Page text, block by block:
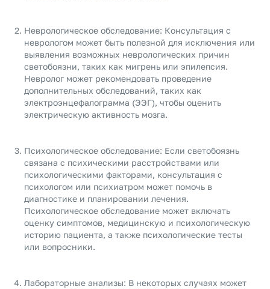
Неврологическое обследование: Консультация с
неврологом может быть полезной для исключения или
выявления возможных неврологических причин
светобоязни, таких как мигрень или эпилепсия.
Невролог может рекомендовать проведение
дополнительных обследований, таких как
электроэнцефалограмма (ЭЭГ), чтобы оценить
электрическую активность мозга.
Психологическое обследование: Если светобоязнь
связана с психическими расстройствами или
психологическими факторами, консультация с
психологом или психиатром может помочь в
диагностике и планировании лечения.
Психологическое обследование может включать
оценку симптомов, медицинскую и психологическую
историю пациента, а также психологические тесты
или вопросники.
Лабораторные анализы: В некоторых случаях может